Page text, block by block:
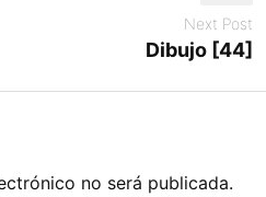
Next Post
Dibujo [44]
no será publicada.